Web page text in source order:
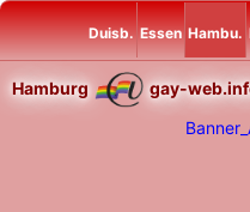
Duisb. Essen Hambu.
Hamburg gay-